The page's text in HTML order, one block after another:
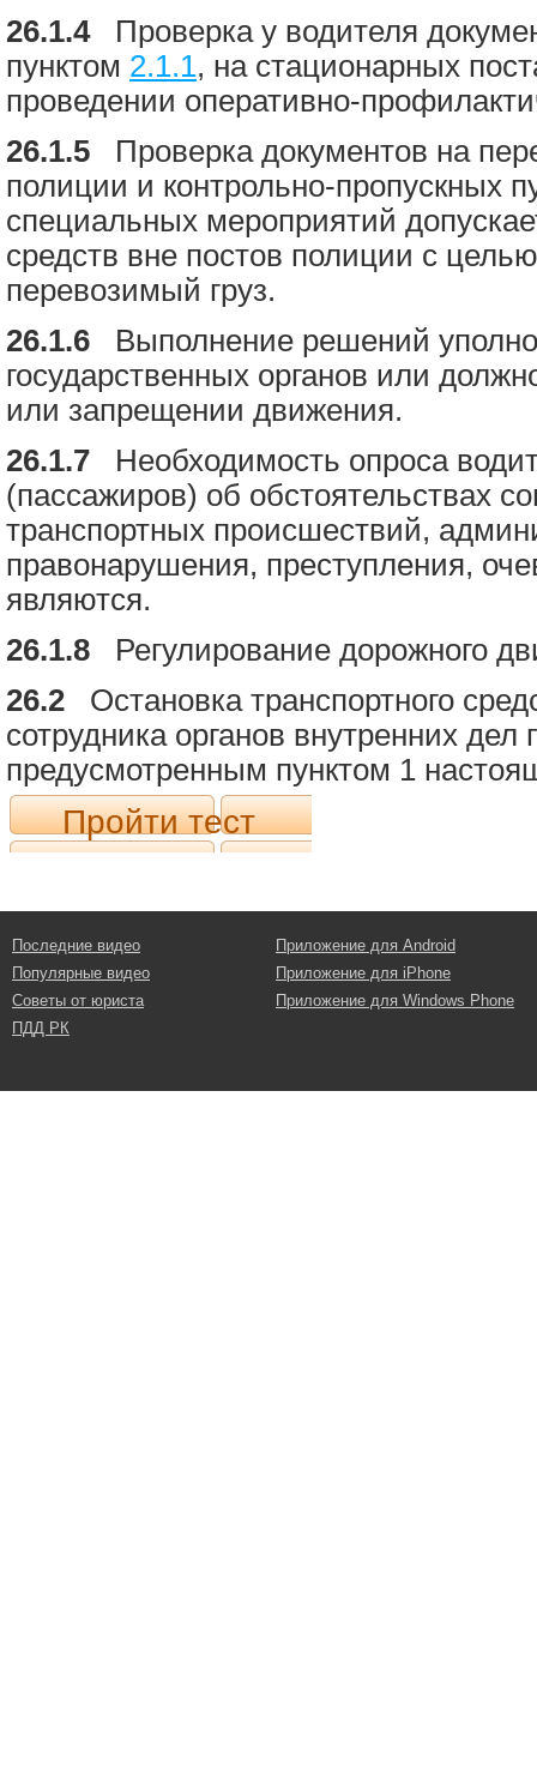
26.1.4Проверка у водителя
пунктом 2.1.1, на стационарных
проведении оперативно-
26.1.5 Проверка документов на
полиции и контрольно-пропускных
специальных мероприятий
средств вне постов полиции с
перевозимый груз.
26.1.6 Выполнение решений
государственных органов или
или запрещении движения.
26.1.7 Необходимость опроса
(пассажиров) об обстоятельствах
транспортных происшествий,
правонарушения, преступления,
являются.
26.1.8 Регулирование дорожного
26.2 Остановка транспортного
сотрудника органов внутренних
предусмотренным пунктом 1
Пройти тест
Последние видео
Популярные видео
Советы от юриста
ПДД РК
Приложение для Android
Приложение для iPhone
Приложение для Windows Phone